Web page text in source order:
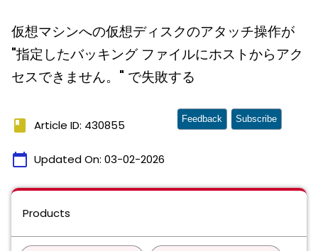
仮想マシンへの仮想ディスクのアタッチ操作が
"指定したバッキング ファイルにホストからアク
セスできません。" で失敗する
book Article ID: 430855
calendar_today Updated On: 03-02-2026
Feedback Subscribe
Products